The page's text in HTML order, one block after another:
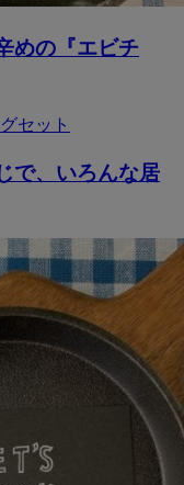
めの『エビチ
で、いろんな居